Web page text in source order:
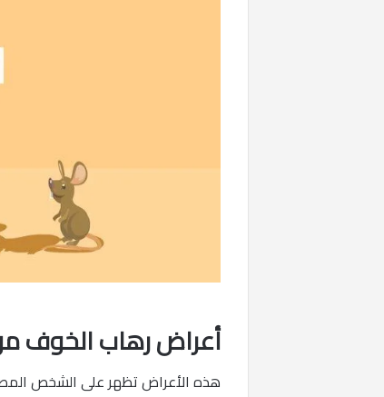
أعراض رهاب الخوف
هذه الأعراض تظهر على الشخص